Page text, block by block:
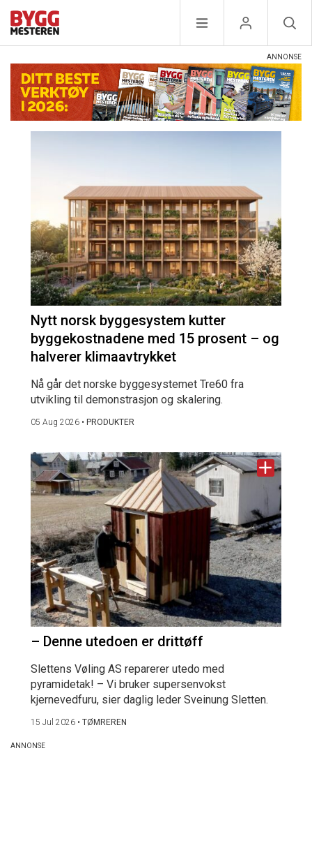
Nytt norsk byggesystem kutter
byggekostnadene med 15 prosent – og
halverer klimaavtrykket
Nå går det norske byggesystemet Tre60 fra
utvikling til demonstrasjon og skalering.
05 Aug 2026 • PRODUKTER
– Denne utedoen er drittøff
Slettens Vøling AS reparerer utedo med
pyramidetak! – Vi bruker supersenvokst
kjernevedfuru, sier daglig leder Sveinung Sletten.
15 Jul 2026 • TØMREREN